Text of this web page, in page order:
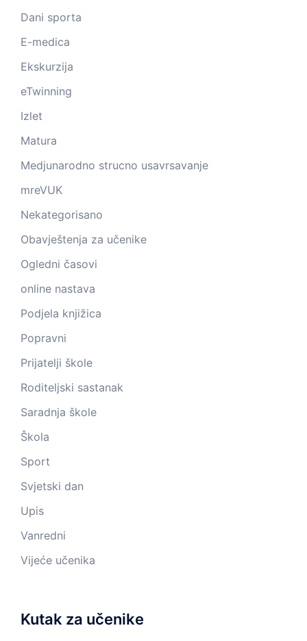
Dani sporta
E-medica
Ekskurzija
eTwinning
Izlet
Matura
Medjunarodno strucno usavrsavanje
mreVUK
Nekategorisano
Obavještenja za učenike
Ogledni časovi
online nastava
Podjela knjižica
Popravni
Prijatelji škole
Roditeljski sastanak
Saradnja škole
Škola
Sport
Svjetski dan
Upis
Vanredni
Vijeće učenika
Kutak za učenike